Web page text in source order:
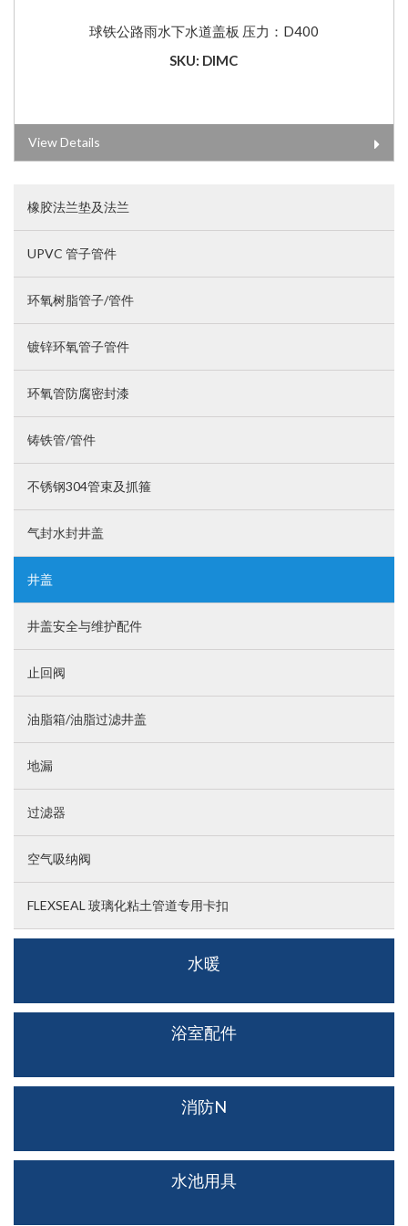
球铁公路雨水下水道盖板 压力：D400
SKU: DIMC
View Details
橡胶法兰垫及法兰
UPVC 管子管件
环氧树脂管子/管件
镀锌环氧管子管件
环氧管防腐密封漆
铸铁管/管件
不锈钢304管束及抓箍
气封水封井盖
井盖
井盖安全与维护配件
止回阀
油脂箱/油脂过滤井盖
地漏
过滤器
空气吸纳阀
FLEXSEAL 玻璃化粘土管道专用卡扣
水暖
浴室配件
消防N
水池用具